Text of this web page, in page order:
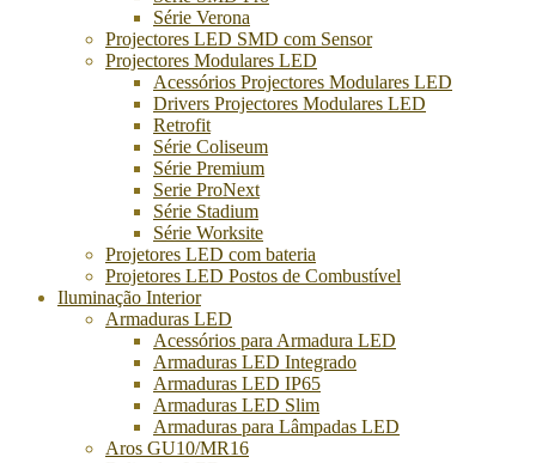
Série Verona
Projectores LED SMD com Sensor
Projectores Modulares LED
Acessórios Projectores Modulares LED
Drivers Projectores Modulares LED
Retrofit
Série Coliseum
Série Premium
Serie ProNext
Série Stadium
Série Worksite
Projetores LED com bateria
Projetores LED Postos de Combustível
Iluminação Interior
Armaduras LED
Acessórios para Armadura LED
Armaduras LED Integrado
Armaduras LED IP65
Armaduras LED Slim
Armaduras para Lâmpadas LED
Aros GU10/MR16